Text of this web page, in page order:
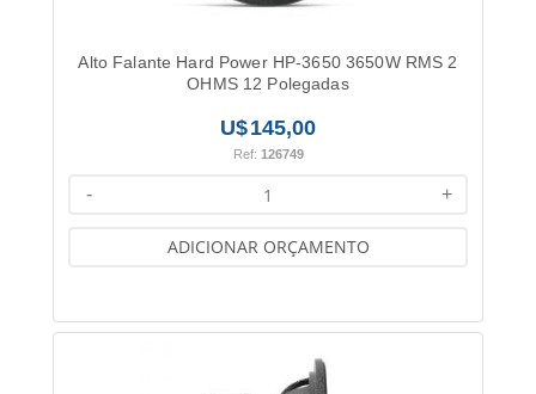
Alto Falante Hard Power HP-3650 3650W RMS 2
OHMS 12 Polegadas
145,00
Ref: 126749
+
-
ADICIONAR ORÇAMENTO